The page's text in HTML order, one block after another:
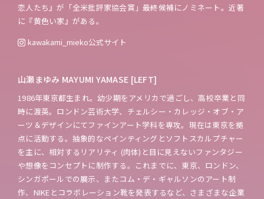
恋人たち』が「全米批評家協会賞」最終候補にノミネート。近著
に『黄色い家』がある。
kawakami_mieko公式サイト
山瀬まゆみ MAYUMI YAMASE [LEFT]
1986年東京都生まれ。幼少期をアメリカで過ごし、高校卒業と同
時に渡英。ロンドン芸術大学、チェルシー・カレッジ・オブ・ア
ーツ＆デザインにてファインアート学科を専攻。現在は東京を拠
点に活動する。抽象的なペインティングとソフトスカルプチャー
を主に、相対するリアリティ (肉体)と目に見えないファンタジー
や想像をコンセプトに制作する。これまでに、東京、ロンドン、
シンガポールでの展示、またコム・デ・ギャルソンのアート制
作、NIKEとコラボレーション靴を発表するなど、さまざまな企業